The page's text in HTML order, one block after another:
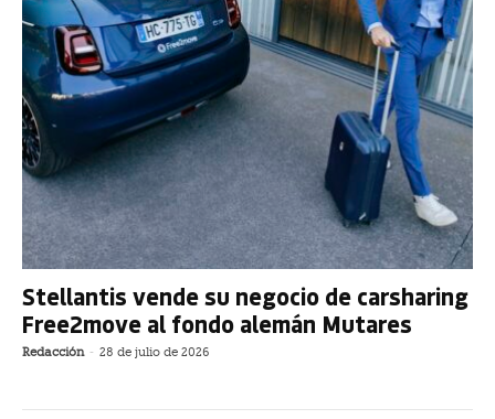
Stellantis vende su negocio de carsharing
Free2move al fondo alemán Mutares
Redacción - 28 de julio de 2026